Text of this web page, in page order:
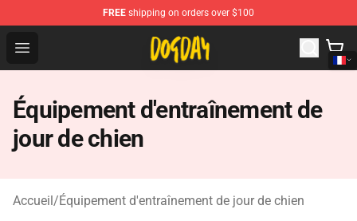
FREE shipping on orders over $100
Open menu
DogDay Store - Official DogDay Merchandise Shop
Équipement d'entraînement de
jour de chien
Accueil/Équipement d'entraînement de jour de chien